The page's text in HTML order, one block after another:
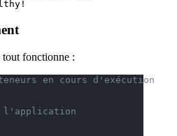
fonctionne :
en cours d'exécution
l'application